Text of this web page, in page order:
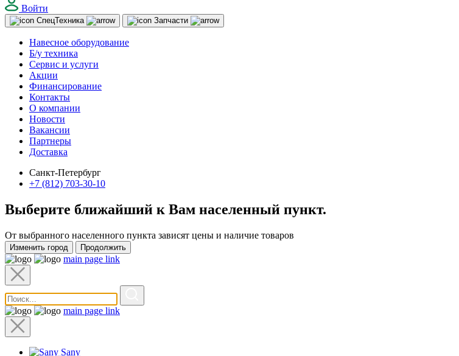
Войти
СпецТехника Запчасти
Навесное оборудование
Б/у техника
Сервис и услуги
Акции
Финансирование
Контакты
О компании
Новости
Вакансии
Партнеры
Доставка
Санкт-Петербург
+7 (812) 703-30-10
Выберите ближайший к Вам населенный пункт.
От выбранного населенного пункта зависят цены и наличие товаров
Изменить город Продолжить
main page link
main page link
Sany